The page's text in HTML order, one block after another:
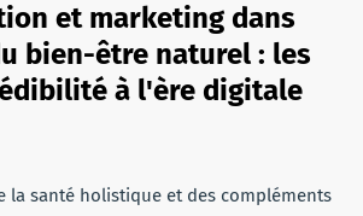
et marketing dans
bien-être naturel : les
à l'ère digitale
la santé holistique et des compléments